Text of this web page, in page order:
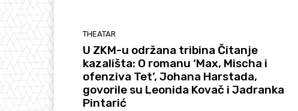
THEATAR
U ZKM-u održana tribina Čitanje
kazališta: O romanu ‘Max, Mischa i
ofenziva Tet’, Johana Harstada,
govorile su Leonida Kovač i Jadranka
Pintarić